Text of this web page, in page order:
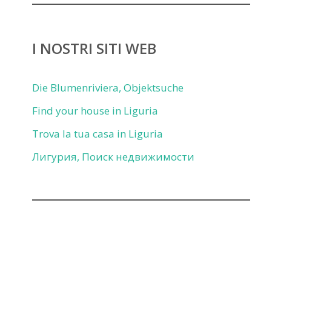
I NOSTRI SITI WEB
Die Blumenriviera, Objektsuche
Find your house in Liguria
Trova la tua casa in Liguria
Лигурия, Поиск недвижимости